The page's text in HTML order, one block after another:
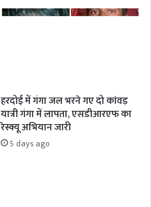
हरदोई में गंगा जल भरने गए दो कांवड़
यात्री गंगा में लापता, एसडीआरएफ का
रेस्क्यू अभियान जारी
5 days ago